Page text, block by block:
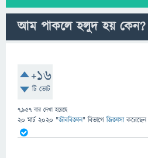
আম পাকলে হলুদ হয় কেন?
+16
টি ভোট
7,957 বার দেখা হয়েছে
20 মার্চ 2020 "জীববিজ্ঞান" বিভাগে জিজ্ঞাসাকরেছেন